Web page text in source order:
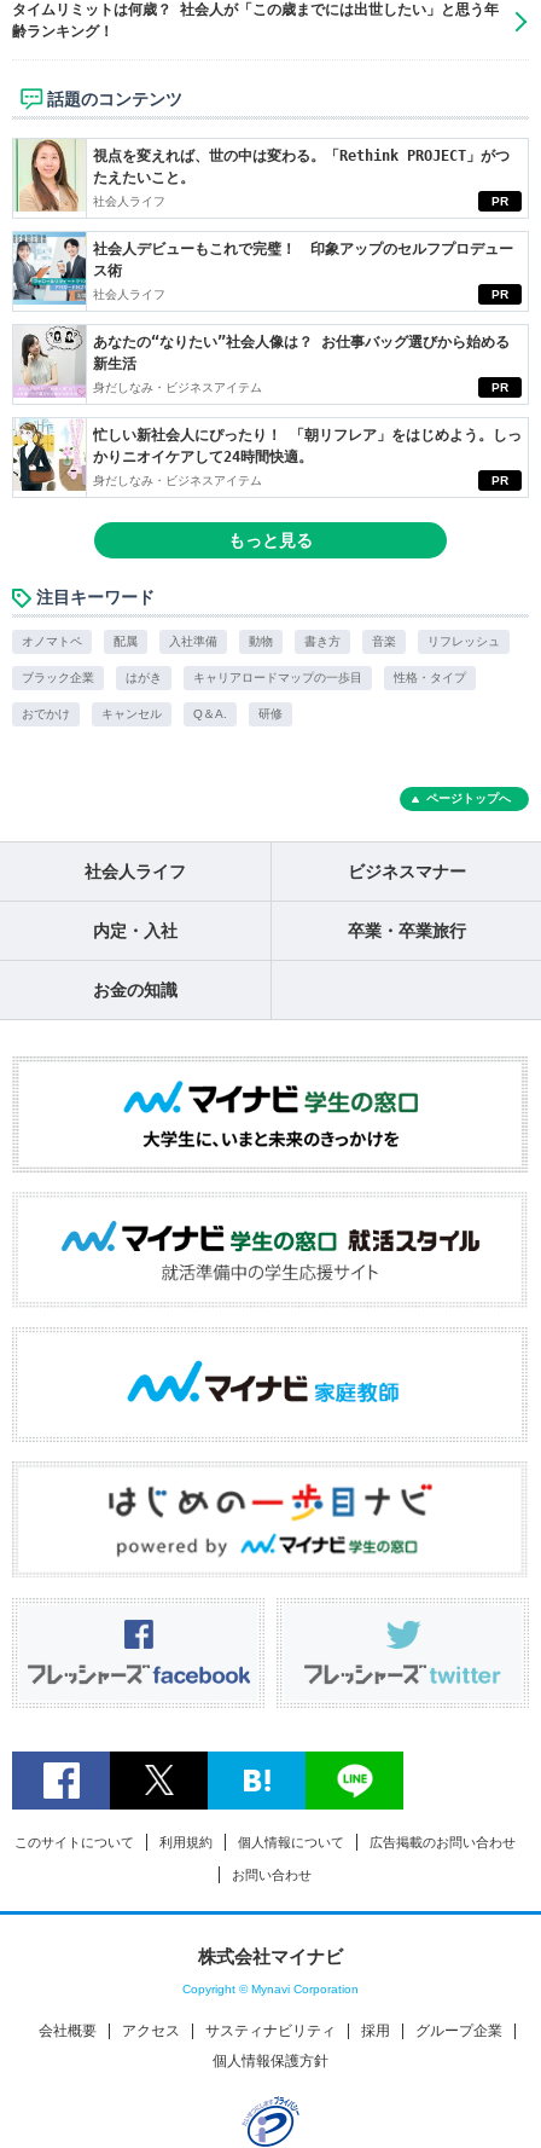
タイムリミットは何歳？ 社会人が「この歳までには出世したい」と思う年
齢ランキング！
話題のコンテンツ
PR
視点を変えれば、世の中は変わる。「Rethink PROJECT」がつ
たえたいこと。
社会人ライフ
PR
社会人デビューもこれで完璧！ 印象アップのセルフプロデュー
ス術
社会人ライフ
PR
あなたの“なりたい”社会人像は？ お仕事バッグ選びから始める
新生活
身だしなみ・ビジネスアイテム
PR
忙しい新社会人にぴったり！ 「朝リフレア」をはじめよう。しっ
かりニオイケアして24時間快適。
身だしなみ・ビジネスアイテム
もっと見る
注目キーワード
オノマトペ 配属 入社準備 動物 書き方 音楽 リフレッシュ
ブラック企業 はがき キャリアロードマップの一歩目 性格・タイプ
おでかけ キャンセル Q＆A. 研修
ページトップへ
社会人ライフ ビジネスマナー
内定・入社 卒業・卒業旅行
お金の知識
このサイトについて 利用規約 個人情報について 広告掲載のお問い合わせ
お問い合わせ
株式会社マイナビ
Copyright © Mynavi Corporation
会社概要 アクセス サスティナビリティ 採用
グループ企業
個人情報保護方針